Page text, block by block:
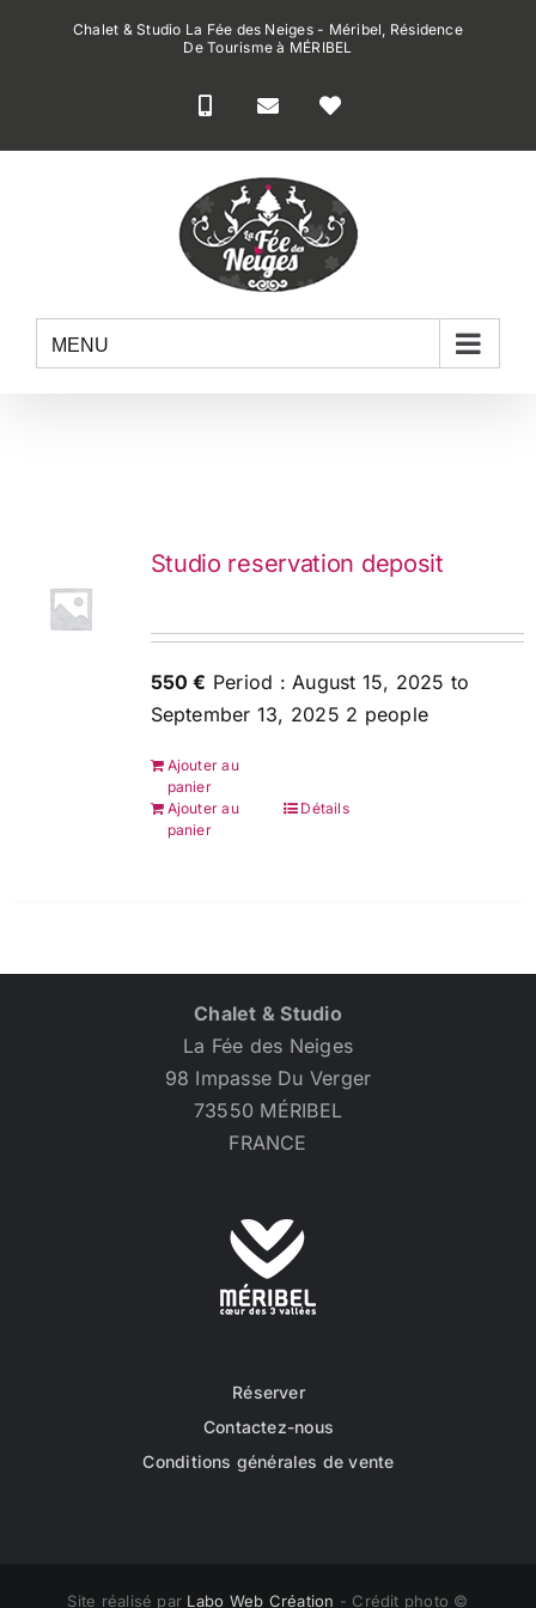
Chalet & Studio La Fée des Neiges - Méribel, Résidence
De Tourisme à MÉRIBEL
MENU
Studio reservation deposit
550 € Period : August 15, 2025 to
September 13, 2025 2 people
Ajouter au
panier
Ajouter au
panier
Détails
Chalet & Studio
La Fée des Neiges
98 Impasse Du Verger
73550 MÉRIBEL
FRANCE
Réserver
Contactez-nous
Conditions générales de vente
Site réalisé par Labo Web Création - Crédit photo ©